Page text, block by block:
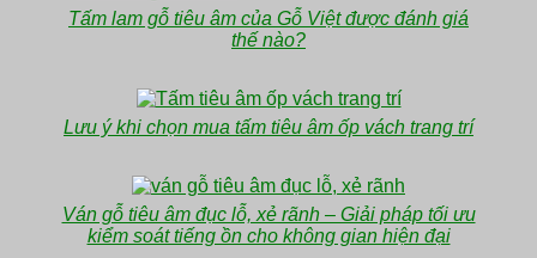
Tấm lam gỗ tiêu âm của Gỗ Việt được đánh giá
thế nào?
Lưu ý khi chọn mua tấm tiêu âm ốp vách trang trí
Ván gỗ tiêu âm đục lỗ, xẻ rãnh – Giải pháp tối ưu
kiểm soát tiếng ồn cho không gian hiện đại